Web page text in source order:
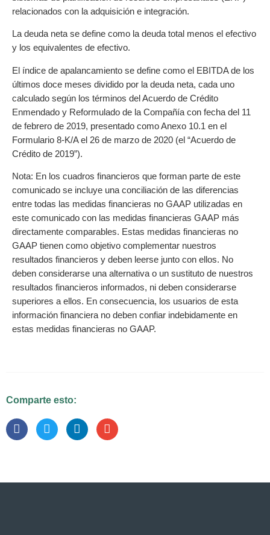
relacionados con la adquisición e integración.
La deuda neta se define como la deuda total menos el efectivo
y los equivalentes de efectivo.
El índice de apalancamiento se define como el EBITDA de los
últimos doce meses dividido por la deuda neta, cada uno
calculado según los términos del Acuerdo de Crédito
Enmendado y Reformulado de la Compañía con fecha del 11
de febrero de 2019, presentado como Anexo 10.1 en el
Formulario 8-K/A el 26 de marzo de 2020 (el “Acuerdo de
Crédito de 2019”).
Nota: En los cuadros financieros que forman parte de este
comunicado se incluye una conciliación de las diferencias
entre todas las medidas financieras no GAAP utilizadas en
este comunicado con las medidas financieras GAAP más
directamente comparables. Estas medidas financieras no
GAAP tienen como objetivo complementar nuestros
resultados financieros y deben leerse junto con ellos. No
deben considerarse una alternativa o un sustituto de nuestros
resultados financieros informados, ni deben considerarse
superiores a ellos. En consecuencia, los usuarios de esta
información financiera no deben confiar indebidamente en
estas medidas financieras no GAAP.
Comparte esto: